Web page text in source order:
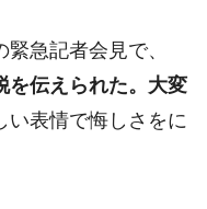
急記者会見で、
を伝えられた。大変
い表情で悔しさをに